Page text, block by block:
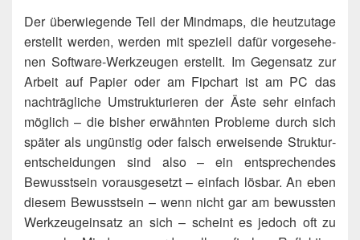
Der über­wie­gen­de Teil der Mind­maps, die heut­zu­ta­ge
erstellt wer­den, wer­den mit spe­zi­ell dafür vor­ge­se­he­
nen Soft­ware-Werk­zeu­gen erstellt. Im Gegen­satz zur
Arbeit auf Papier oder am Fip­chart ist am PC das
nach­träg­li­che Umstruk­tu­rie­ren der Äste sehr ein­fach
mög­lich – die bis­her erwähn­ten Pro­ble­me durch sich
spä­ter als ungüns­tig oder falsch erwei­sen­de Struk­tur­
ent­schei­dun­gen sind also – ein ent­spre­chen­des
Bewusst­sein vor­aus­ge­setzt – ein­fach lös­bar. An eben
die­sem Bewusst­sein – wenn nicht gar am bewuss­ten
Werk­zeug­ein­satz an sich – scheint es jedoch oft zu